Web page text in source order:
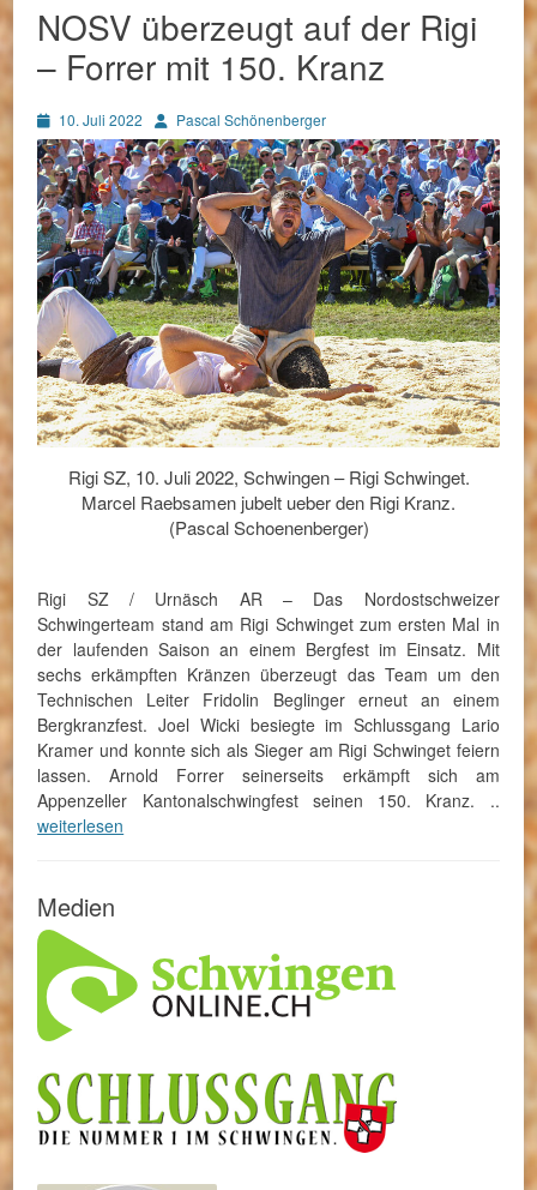
NOSV überzeugt auf der Rigi
– Forrer mit 150. Kranz
Posted
on
10. Juli 2022 AutorPascal Schönenberger
Rigi SZ, 10. Juli 2022, Schwingen – Rigi Schwinget.
Marcel Raebsamen jubelt ueber den Rigi Kranz.
(Pascal Schoenenberger)
Rigi SZ / Urnäsch AR – Das Nordostschweizer
Schwingerteam stand am Rigi Schwinget zum ersten Mal in
der laufenden Saison an einem Bergfest im Einsatz. Mit
sechs erkämpften Kränzen überzeugt das Team um den
Technischen Leiter Fridolin Beglinger erneut an einem
Bergkranzfest. Joel Wicki besiegte im Schlussgang Lario
Kramer und konnte sich als Sieger am Rigi Schwinget feiern
lassen. Arnold Forrer seinerseits erkämpft sich am
Appenzeller Kantonalschwingfest seinen 150. Kranz. ..
weiterlesen
Medien